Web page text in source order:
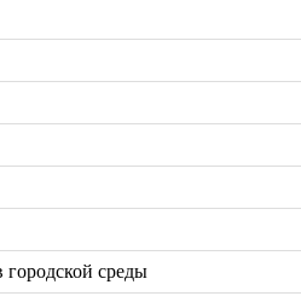
городской среды